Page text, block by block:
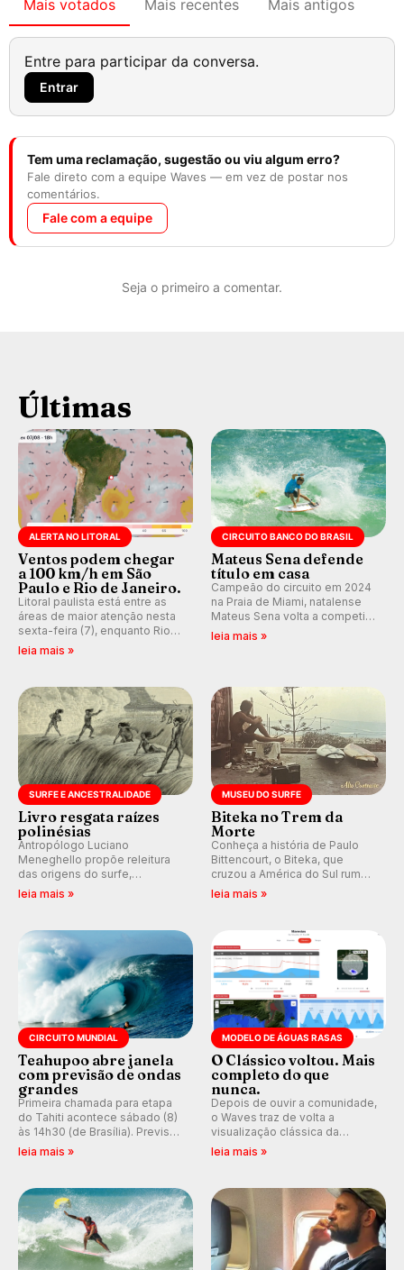
Mais votados Mais recentes Mais antigos
Entre para participar da conversa.
Entrar
Tem uma reclamação, sugestão ou viu algum erro?
Fale direto com a equipe Waves — em vez de postar nos
comentários.
Fale com a equipe
Seja o primeiro a comentar.
Últimas
ALERTA NO LITORAL
Ventos podem chegar
a 100 km/h em São
Paulo e Rio de Janeiro.
Litoral paulista está entre as
áreas de maior atenção nesta
sexta-feira (7), enquanto Rio
de Janeiro também recebe
km/h em Itanhaém.
leia mais »
CIRCUITO BANCO DO BRASIL
Mateus Sena defende
título em casa
Campeão do circuito em 2024
na Praia de Miami, natalense
Mateus Sena volta a competir
em casa em busca de manter a
leia mais »
SURFE E ANCESTRALIDADE
Livro resgata raízes
polinésias
Antropólogo Luciano
Meneghello propõe releitura
das origens do surfe,
resgatando a cultura polinésia
prática em esporte e indústria.
leia mais »
MUSEU DO SURFE
Biteka no Trem da
Morte
Conheça a história de Paulo
Bittencourt, o Biteka, que
cruzou a América do Sul rumo
ao Pacífico em uma jornada
leia mais »
CIRCUITO MUNDIAL
Teahupoo abre janela
com previsão de ondas
grandes
Primeira chamada para etapa
do Tahiti acontece sábado (8)
às 14h30 (de Brasília). Previsão
indica swell consistente.
Kelly Slater convidado.
leia mais »
MODELO DE ÁGUAS RASAS
O Clássico voltou. Mais
completo do que
nunca.
Depois de ouvir a comunidade,
o Waves traz de volta a
visualização clássica da
previsão de águas rasas,
ondas para até 16 dias.
leia mais »